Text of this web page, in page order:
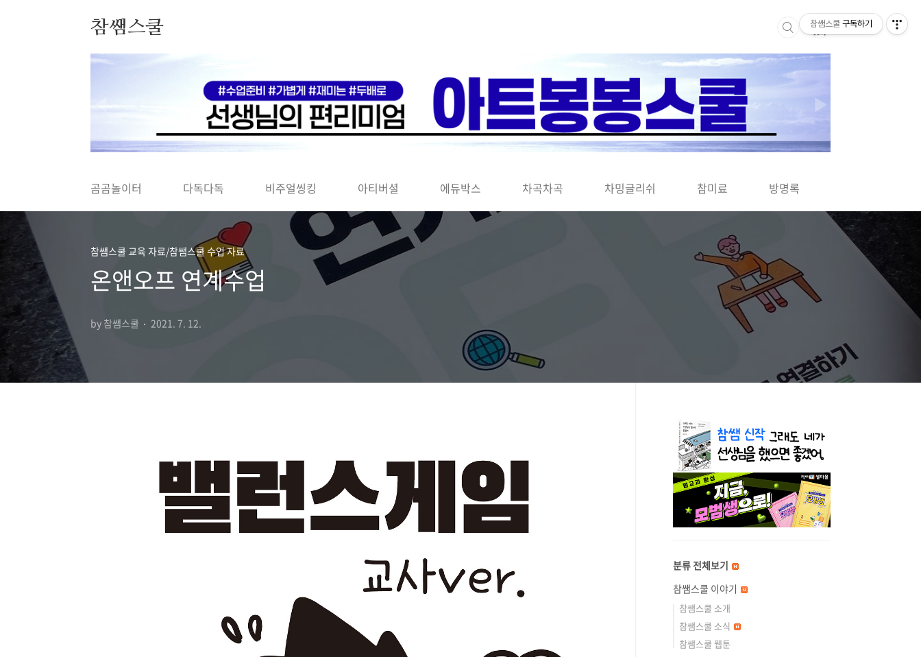
참쌤스쿨
◀ ▶
곰곰놀이터 다독다독 비주얼씽킹 아티버셜 에듀박스 차곡차곡 차밍글리쉬 참미료 방명록
참쌤스쿨 교육 자료/참쌤스쿨 수업 자료
온앤오프 연계수업
by 참쌤스쿨 2021. 7. 12.
분류 전체보기
참쌤스쿨 이야기
참쌤스쿨 소개
참쌤스쿨 소식
참쌤스쿨 웹툰
참쌤스쿨 구독하기